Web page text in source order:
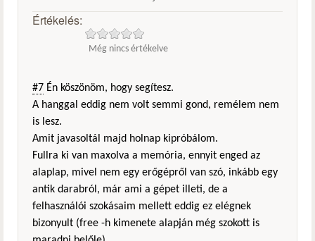
Értékelés:
Még nincs értékelve
#7 Én köszönöm, hogy segítesz.
A hanggal eddig nem volt semmi gond, remélem nem
is lesz.
Amit javasoltál majd holnap kipróbálom.
Fullra ki van maxolva a memória, ennyit enged az
alaplap, mivel nem egy erőgépről van szó, inkább egy
antik darabról, már ami a gépet illeti, de a
felhasználói szokásaim mellett eddig ez elégnek
bizonyult (free -h kimenete alapján még szokott is